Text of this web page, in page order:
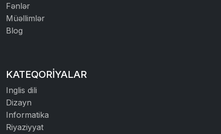
Fənlər
Müəllimlər
Blog
KATEQORIYALAR
Inglis dili
Dizayn
Informatika
Riyaziyyat